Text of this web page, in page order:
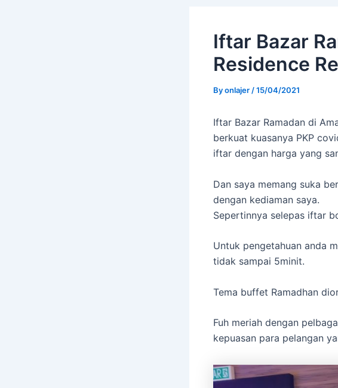
Iftar Bazar
Residence
Byonlajer /15/04/2021
Iftar Bazar Ramadan di
berkuat kuasanya PKP
iftar dengan harga yang
Dan saya memang suka
dengan kediaman saya.
Sepertinnya selepas iftar
Untuk pengetahuan anda
tidak sampai 5minit.
Tema buffet Ramadhan
Fuh meriah dengan
kepuasan para pelangan